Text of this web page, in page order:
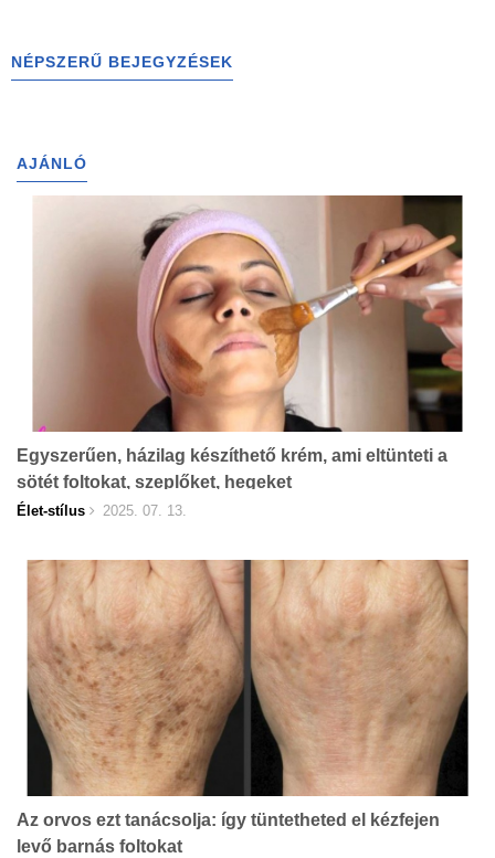
NÉPSZERŰ BEJEGYZÉSEK
AJÁNLÓ
Egyszerűen, házilag készíthető krém, ami eltünteti a
sötét foltokat, szeplőket, hegeket
Élet-stílus 2025. 07. 13.
Az orvos ezt tanácsolja: így tüntetheted el kézfejen
levő barnás foltokat